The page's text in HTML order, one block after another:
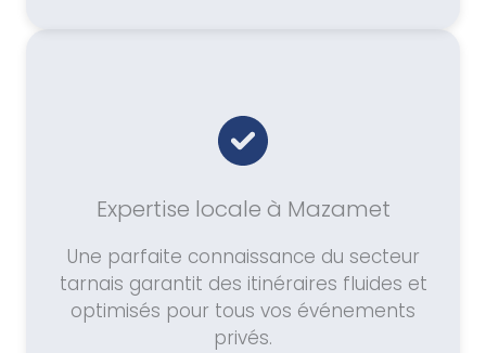
Expertise locale à Mazamet
Une parfaite connaissance du secteur
tarnais garantit des itinéraires fluides et
optimisés pour tous vos événements
privés.